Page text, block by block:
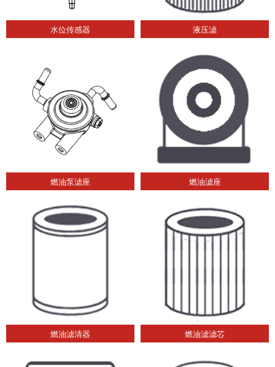
水位传感器 液压滤
燃油泵滤座 燃油滤座
燃油滤清器 燃油滤滤芯